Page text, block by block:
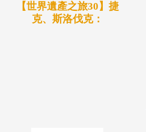
【世界遺產之旅30】捷
克、斯洛伐克：